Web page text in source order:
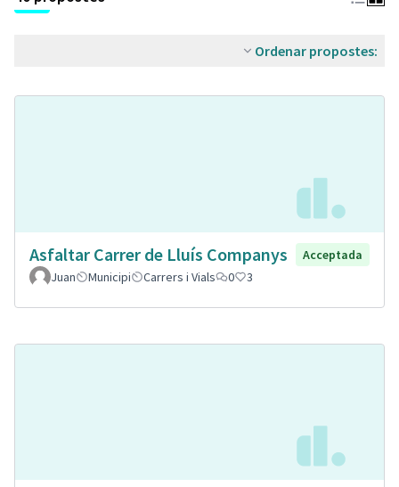
Ordenar propostes:
Asfaltar Carrer de Lluís Companys
Acceptada
Juan
Municipi Carrers i Vials 0 3